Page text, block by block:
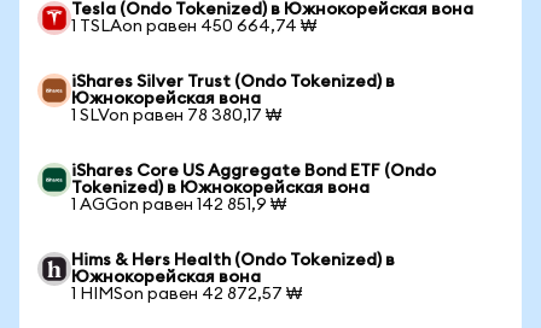
Tesla (Ondo Tokenized) в Южнокорейская вона
1 TSLAon равен 450 664,74 ₩
iShares Silver Trust (Ondo Tokenized) в
Южнокорейская вона
1 SLVon равен 78 380,17 ₩
iShares Core US Aggregate Bond ETF (Ondo
Tokenized) в Южнокорейская вона
1 AGGon равен 142 851,9 ₩
Hims & Hers Health (Ondo Tokenized) в
Южнокорейская вона
1 HIMSon равен 42 872,57 ₩